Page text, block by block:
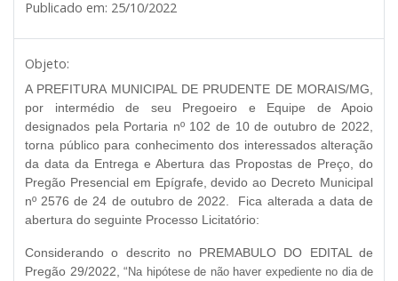
Publicado em: 25/10/2022
Objeto:
A PREFITURA MUNICIPAL DE PRUDENTE DE MORAIS/MG,
por intermédio de seu Pregoeiro e Equipe de Apoio
designados pela Portaria nº 102 de 10 de outubro de 2022,
torna público para conhecimento dos interessados alteração
da data da Entrega e Abertura das Propostas de Preço, do
Pregão Presencial em Epígrafe, devido ao Decreto Municipal
nº 2576 de 24 de outubro de 2022. Fica alterada a data de
abertura do seguinte Processo Licitatório:
Considerando o descrito no PREMABULO DO EDITAL de
Pregão 29/2022 , “ Na hipótese de não haver expediente no dia de